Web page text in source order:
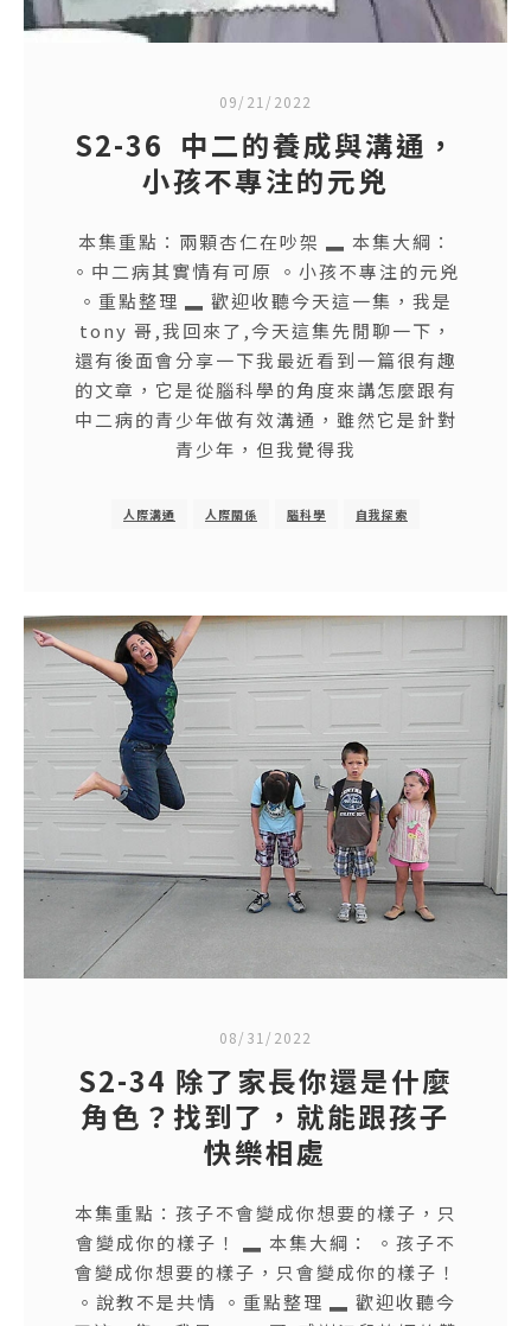
09/21/2022
S2-36 中二的養成與溝通，
小孩不專注的元兇
本集重點：兩顆杏仁在吵架 ▂ 本集大綱：
。中二病其實情有可原 。小孩不專注的元兇
。重點整理 ▂ 歡迎收聽今天這一集，我是
tony 哥,我回來了,今天這集先閒聊一下，
還有後面會分享一下我最近看到一篇很有趣
的文章，它是從腦科學的角度來講怎麼跟有
中二病的青少年做有效溝通，雖然它是針對
青少年，但我覺得我
人際溝通 人際關係 腦科學 自我探索
08/31/2022
S2-34 除了家長你還是什麼
角色？找到了，就能跟孩子
快樂相處
本集重點：孩子不會變成你想要的樣子，只
會變成你的樣子！ ▂ 本集大綱： 。孩子不
會變成你想要的樣子，只會變成你的樣子！
。說教不是共情 。重點整理 ▂ 歡迎收聽今